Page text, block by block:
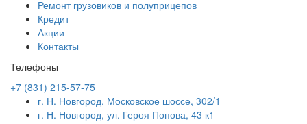
Ремонт грузовиков и полуприцепов
Кредит
Акции
Контакты
Телефоны
+7 (831) 215-57-75
г. Н. Новгород, Московское шоссе, 302/1
г. Н. Новгород, ул. Героя Попова, 43 к1